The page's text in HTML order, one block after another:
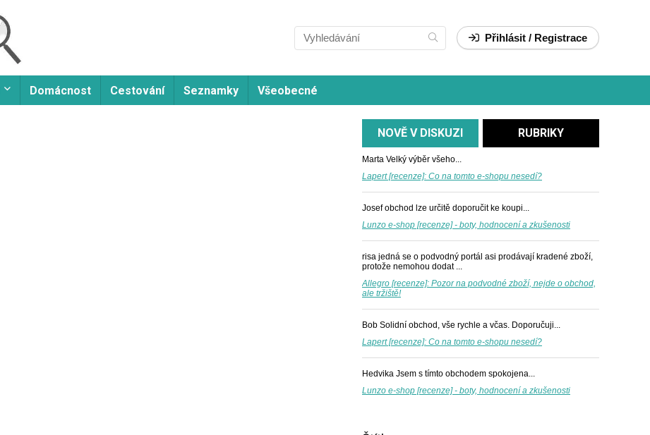
Přihlásit / Registrace
Domácnost Cestování Seznamky Všeobecné
NOVĚ V DISKUZI RUBRIKY
Marta Velký výběr všeho...
Lapert [recenze]: Co na tomto e-shopu nesedí?
Josefobchod lze určitě doporučit ke koupi...
Lunzo e-shop [recenze] - boty, hodnocení a zkušenosti
risa jedná se o podvodný portál asi prodávají kradené zboží,
protože nemohou dodat ...
Allegro [recenze]: Pozor na podvodné zboží, nejde o obchod,
ale tržiště!
Bob Solidní obchod, vše rychle a včas. Doporučuji...
Lapert [recenze]: Co na tomto e-shopu nesedí?
Hedvika Jsem s tímto obchodem spokojena...
Lunzo e-shop [recenze] - boty, hodnocení a zkušenosti